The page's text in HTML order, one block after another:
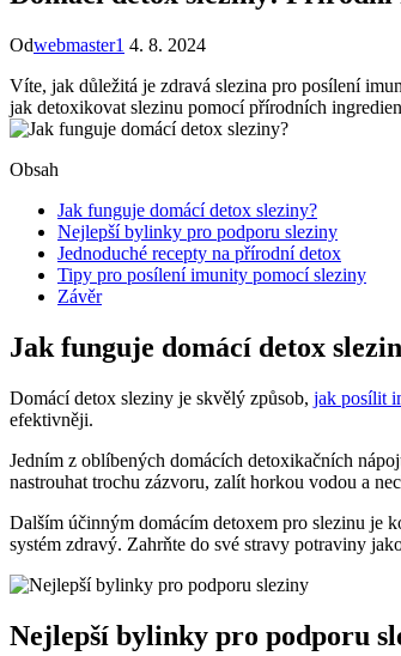
Odwebmaster1 4. 8. 2024
Víte, jak důležitá ‌je zdravá slezina pro posílení
jak detoxikovat slezinu pomocí přírodních‌
Obsah
Jak funguje domácí detox sleziny?
Nejlepší bylinky pro podporu sleziny
Jednoduché recepty na přírodní detox
Tipy pro posílení imunity pomocí sleziny
Závěr
Jak funguje domácí detox
Domácí detox sleziny je skvělý způsob, jak posílit
efektivněji.
Jedním z⁤ oblíbených domácích detoxikačních
nastrouhat trochu zázvoru, zalít horkou vodou a
Dalším účinným domácím detoxem⁣ pro⁣ slezinu je
systém zdravý. Zahrňte do své stravy potraviny
Nejlepší bylinky pro podporu